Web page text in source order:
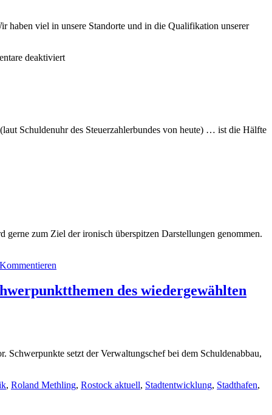
die
haben viel in unsere Standorte und in die Qualifikation unserer
deaktiviertfür
Ostseesparkasse
deutlich
Schuldenuhr des Steuerzahlerbundes von heute) … ist die Hälfte
zum Ziel der ironisch überspitzen Darstellungen genommen.
Kommentieren
des wiedergewählten
setzt der Verwaltungschef bei dem Schuldenabbau,
, Roland Methling, Rostock aktuell, Stadtentwicklung, Stadthafen,